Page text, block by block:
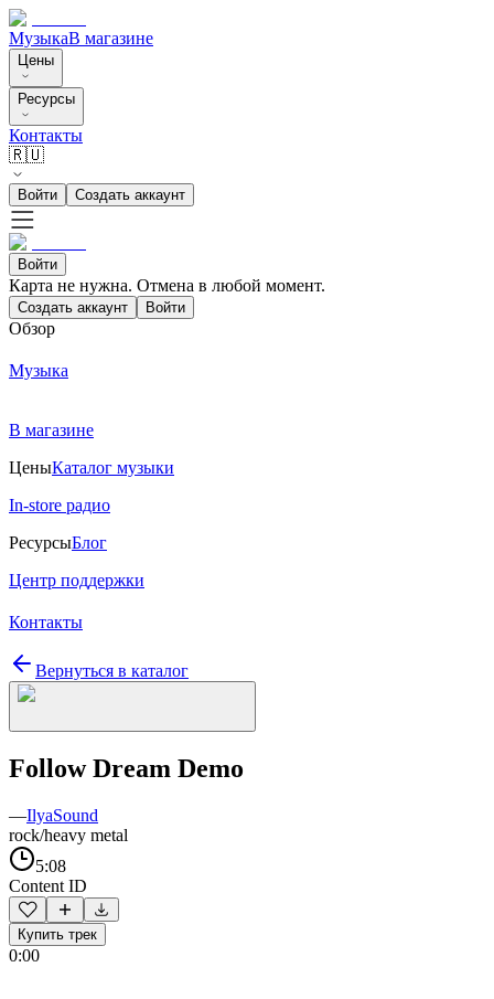
МузыкаВ магазине
Цены
Ресурсы
Контакты
🇷🇺
Войти Создать аккаунт
Войти
Карта не нужна. Отмена в любой момент.
Создать аккаунт Войти
Обзор
Музыка
В магазине
ЦеныКаталог музыки
In-store радио
РесурсыБлог
Центр поддержки
Контакты
Вернуться в каталог
Follow Dream Demo
—IlyaSound
rock/heavy metal
5:08
Content ID
Купить трек
0:00